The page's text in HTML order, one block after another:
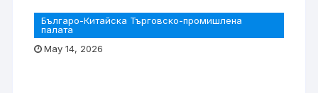
Българо-Китайска Търговско-промишлена
палaта
May 14, 2026